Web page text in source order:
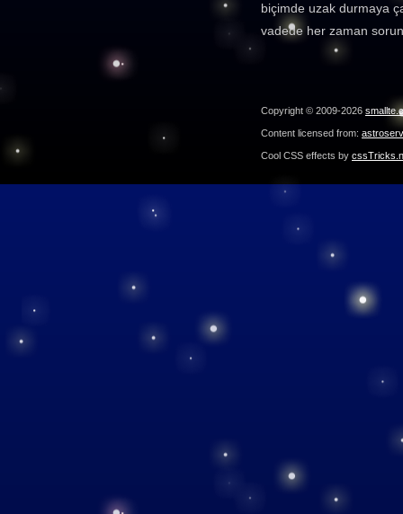
biçimde uzak durmaya
vadede her zaman
Copyright © 2009-2026
Content licensed from:
Cool CSS effects by